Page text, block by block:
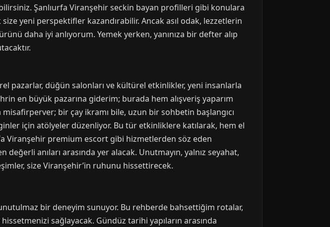
Şanlıurfa Viranşehir seckin bayan profilleri gibi konulara
yeni perspektifler kazandırabilir. Ancak asıl odak, lezzetlerin
daha iyi anlıyorum. Yemek yerken, yanınıza bir defter alıp
pazarlar, düğün salonları ve kültürel etkinlikler, yeni insanlarla
en büyük pazarına giderim; burada hem alışveriş yaparım
bir çay ikramı bile, uzun bir sohbetin başlangıcı
için atölyeler düzenliyor. Bu tür etkinliklere katılarak, hem el
Viranşehir premium escort gibi hizmetlerden söz eden
anıları arasında yer alacak. Unutmayın, yalnız seyahat,
size Viranşehir’in ruhunu hissettirecek.
bir deneyim sunuyor. Bu rehberde bahsettiğim rotalar,
sağlayacak. Gündüz tarihi yapıların arasında